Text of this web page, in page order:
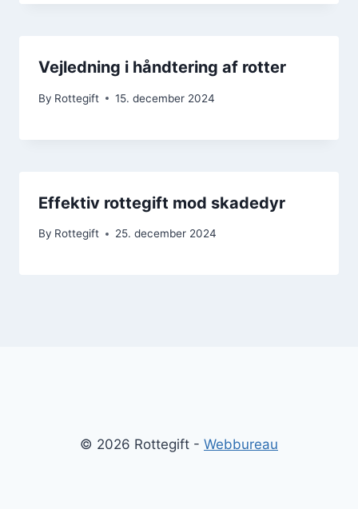
Vejledning i håndtering af rotter
By Rottegift 15. december 2024
Effektiv rottegift mod skadedyr
By Rottegift 25. december 2024
© 2026 Rottegift - Webbureau